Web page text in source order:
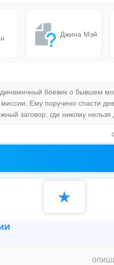
Джина Мэй
боевик о бывшем
Ему поручено спасти
заговор, где никому нельзя
★